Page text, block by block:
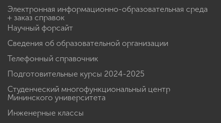
Электронная информационно-образовательная среда
+ заказ справок
Научный форсайт
Сведения об образовательной организации
Телефонный справочник
Подготовительные курсы 2024-2025
Студенческий многофункциональный центр
Мининского университета
Инженерные классы